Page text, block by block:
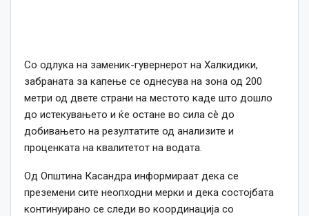
Со одлука на заменик-гувернерот на Халкидики,
забраната за капење се однесува на зона од 200
метри од двете страни на местото каде што дошло
до истекувањето и ќе остане во сила сè до
добивањето на резултатите од анализите и
проценката на квалитетот на водата.
Од Општина Касандра информираат дека се
преземени сите неопходни мерки и дека состојбата
континуирано се следи во координација со